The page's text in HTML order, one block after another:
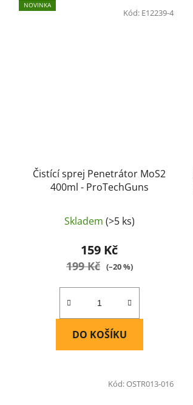
NOVINKA
Čistící sprej Penetrátor MoS2
400ml - ProTechGuns
Skladem (>5 ks)
159 Kč
199 Kč (–20 %)
DO KOŠÍKU
Kód: E12239-4
Kód:OSTR013-016